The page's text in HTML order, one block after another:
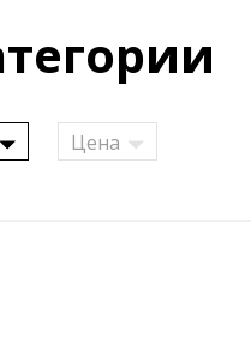
Цена